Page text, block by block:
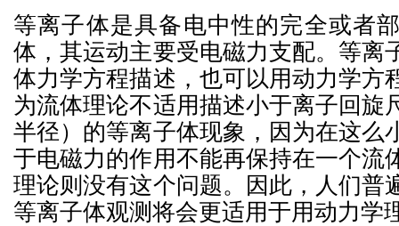
等离子体是具备电中性的完全或者
体，其运动主要受电磁力支配。等离
体力学方程描述，也可以用动力学方
为流体理论不适用描述小于离子回旋
半径）的等离子体现象，因为在这么
于电磁力的作用不能再保持在一个流
理论则没有这个问题。因此，人们普
等离子体观测将会更适用于用动力学